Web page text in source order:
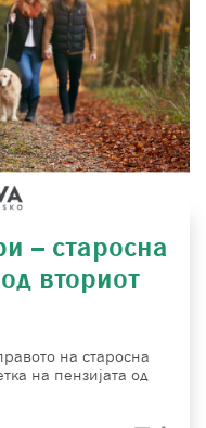
– старосна
вториот
на старосна
на пензијата од